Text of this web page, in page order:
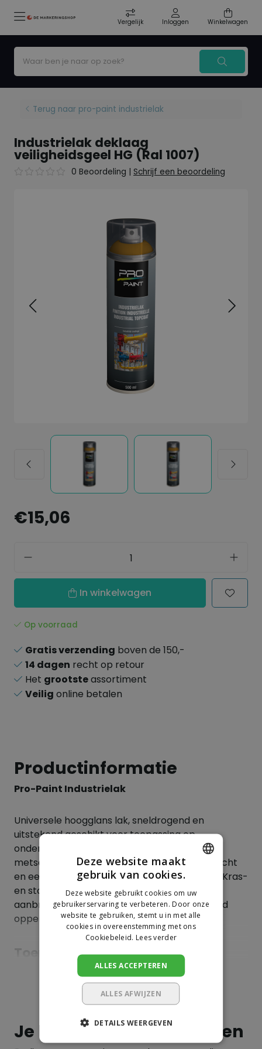
Vergelijk Inloggen Winkelwagen
Terug naar pro-paint industrielak
Industrielak deklaag
veiligheidsgeel HG (Ral 1007)
0 Beoordeling | Schrijf een beoordeling
€15,06
In winkelwagen
Op voorraad
Gratis verzending boven de 150,-
14 dagen recht op retour
Het grootsteassortiment
Veilig online betalen
Productinformatie
Pro-Paint Industrielak
Universele hoogglans lak, sneldrogend en
uitstekend geschikt voor toepassing op
ondergronden zoals metaal, beton, hout,
metselwerk, etc. Heeft een zeer hoge dekkracht
en een lang kleurbehoud en/of glansbehoud. Kras-
en stootvast. Voor het beste resultaat alleen
aanbrengen op een zorgvuldig voorbehandeld
oppervlak
Toepassingen
Metaal
Metselwerk
Toon meer
Je beoordeling toevoegen
DUTCH
GERMAN
Deze website maakt
gebruik van cookies.
Deze website gebruikt cookies om uw
gebruikerservaring te verbeteren. Door onze
website te gebruiken, stemt u in met alle
cookies in overeenstemming met ons
Cookiebeleid. Lees verder
ALLES ACCEPTEREN
ALLES AFWIJZEN
DETAILS WEERGEVEN